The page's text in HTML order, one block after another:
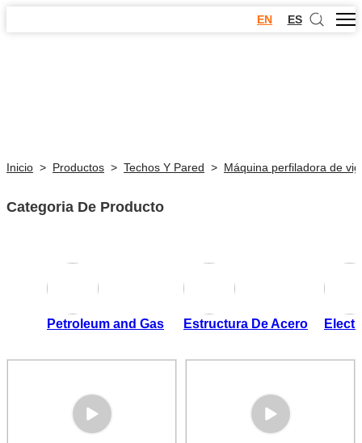
EN ES
Inicio > Productos > Techos Y Pared > Máquina perfiladora de
Categoria De Producto
Petroleum and Gas Estructura De Acero